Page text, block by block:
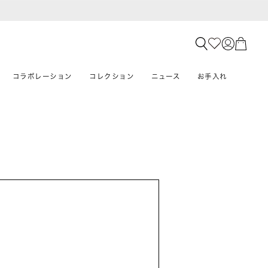
コラボレーション コレクション ニュース お手入れ